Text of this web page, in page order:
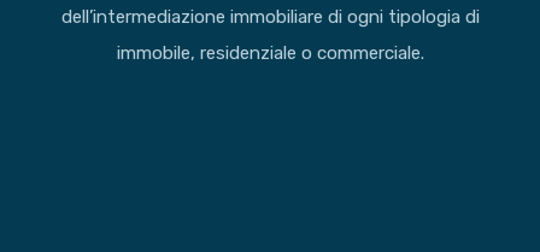
dell’intermediazione immobiliare di ogni tipologia di
immobile, residenziale o commerciale.